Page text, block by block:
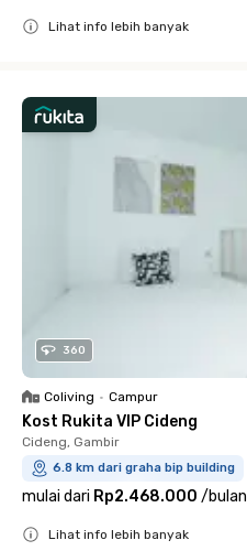
Lihat info lebih banyak
360
Coliving • Campur
Kost Rukita VIP Cideng
Cideng, Gambir
6.8 km dari graha bip building
mulai dari Rp2.468.000 /bulan
Lihat info lebih banyak